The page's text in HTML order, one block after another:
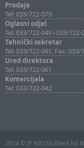
Prodaja
Tel: 033/722-079
Oglasni odjel
Tel: 033/722-049 i 033/
Tehnički sekretar
Tel: 033/722-061, Fax: 033/
Ured direktora
Tel: 033/722-061
Komercijala
Tel: 033/722-042
2014 © JP NIO Službeni list